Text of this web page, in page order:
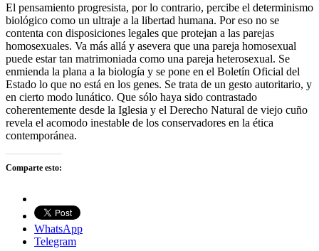
El pensamiento progresista, por lo contrario, percibe el determinismo
biológico como un ultraje a la libertad humana. Por eso no se
contenta con disposiciones legales que protejan a las parejas
homosexuales. Va más allá y asevera que una pareja homosexual
puede estar tan matrimoniada como una pareja heterosexual. Se
enmienda la plana a la biología y se pone en el Boletín Oficial del
Estado lo que no está en los genes. Se trata de un gesto autoritario, y
en cierto modo lunático. Que sólo haya sido contrastado
coherentemente desde la Iglesia y el Derecho Natural de viejo cuño
revela el acomodo inestable de los conservadores en la ética
contemporánea.
Comparte esto:
WhatsApp
Telegram